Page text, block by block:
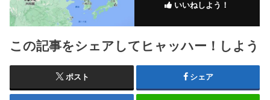
いいねしよう！
この記事をシェアしてヒャッハー！しよう
ポスト シェア